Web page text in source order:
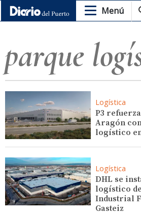
Menú
parque
Logística
P3
Aragón
logístico
Logística
DHL se
logístico
Industrial
Gasteiz